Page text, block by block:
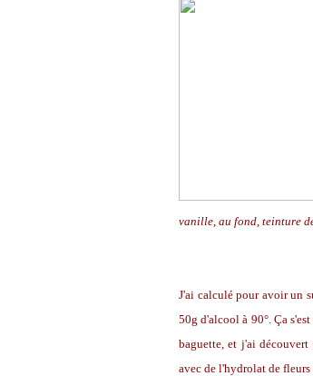
vanille, au fond, teinture
J'ai calculé pour avoir un
50g d'alcool à 90°. Ça
baguette, et j'ai
avec de l'hydrolat de